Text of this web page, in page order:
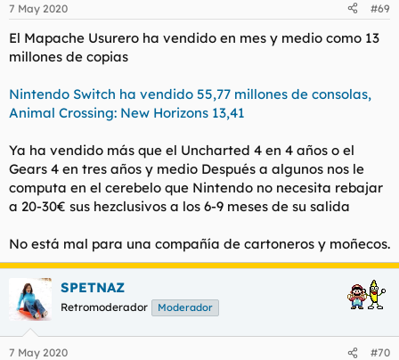
7 May 2020 #69
El Mapache Usurero ha vendido en mes y medio como 13
millones de copias
Nintendo Switch ha vendido 55,77 millones de consolas,
Animal Crossing: New Horizons 13,41
Ya ha vendido más que el Uncharted 4 en 4 años o el
Gears 4 en tres años y medio Después a algunos nos le
computa en el cerebelo que Nintendo no necesita rebajar
a 20-30€ sus hezclusivos a los 6-9 meses de su salida
No está mal para una compañía de cartoneros y moñecos.
SPETNAZ
Retromoderador Moderador
7 May 2020 #70